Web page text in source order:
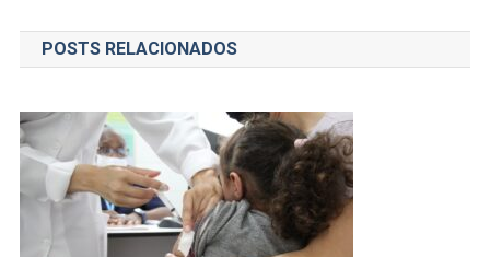
de
Post
POSTS RELACIONADOS